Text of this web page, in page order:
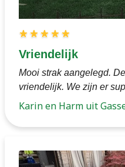
Vriendelijk
Mooi strak aangelegd.
vriendelijk. We zijn er
Karin en Harm uit